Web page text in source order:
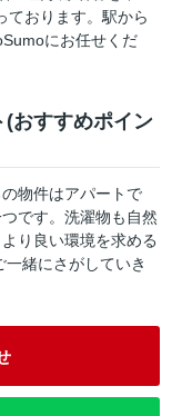
ております。駅から
にお任せくだ
おすすめポイン
物件はアパートで
です。洗濯物も自然
り良い環境を求める
緒にさがしていき